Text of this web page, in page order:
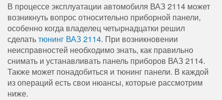
В процессе эксплуатации автомобиля ВАЗ 2114 может
возникнуть вопрос относительно приборной панели,
особенно когда владелец четырнадцатки решил
сделатьтюнинг ВАЗ 2114. При возникновении
неисправностей необходимо знать, как правильно
снимать и устанавливать панель приборов ВАЗ 2114.
Также может понадобиться и тюнинг панели. В каждой
из операций есть свои нюансы, которые рассмотрим
ниже.